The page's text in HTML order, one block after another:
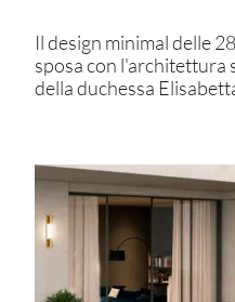
Il design minimal delle
sposa con l'architettura
della duchessa